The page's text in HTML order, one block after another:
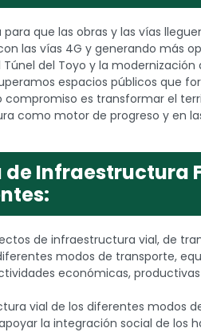
que las obras y las vías
las vías 4G y generando más
del Toyo y la modernización
espacios públicos que
compromiso es transformar el
como motor de progreso y en
de Infraestructura
de infraestructura vial, de
modos de transporte,
económicas,
vial de los diferentes modos
la integración social de los